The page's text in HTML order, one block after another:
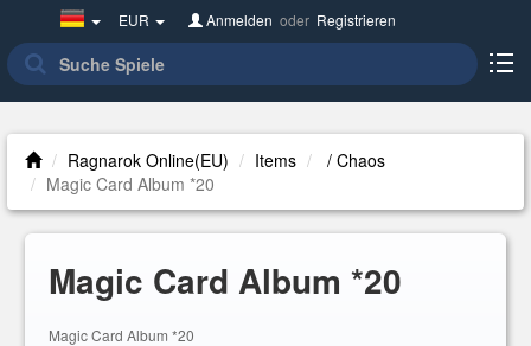
Germany(Deutsch)
EUR Anmelden oder Registrieren
Ragnarok Online(EU) Items
/ Chaos
Magic Card Album *20
Magic Card Album *20
Magic Card Album *20